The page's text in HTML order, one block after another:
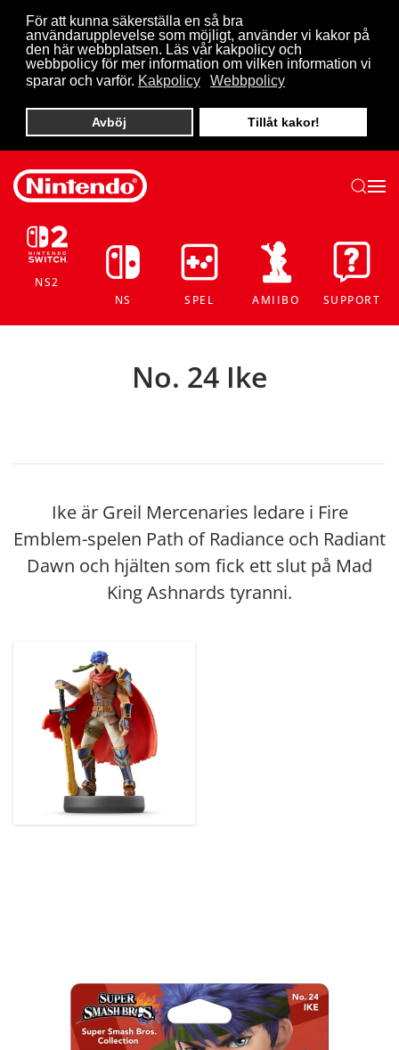
För att kunna säkerställa en så bra
användarupplevelse som möjligt, använder vi kakor på
den här webbplatsen. Läs vår kakpolicy och
webbpolicy för mer information om vilken information vi
sparar och varför. Kakpolicy Webbpolicy
Avböj Tillåt kakor!
Skip to main content
NS2
NS
SPEL AMIIBO SUPPORT
No. 24 Ike
Ike är Greil Mercenaries ledare i Fire
Emblem-spelen Path of Radiance och Radiant
Dawn och hjälten som fick ett slut på Mad
King Ashnards tyranni.